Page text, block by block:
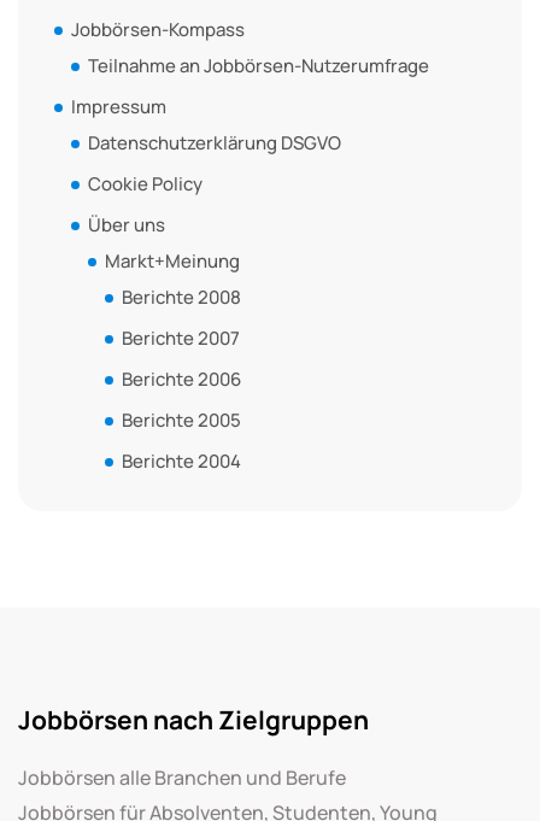
Jobbörsen-Kompass
Teilnahme an Jobbörsen-Nutzerumfrage
Impressum
Datenschutzerklärung DSGVO
Cookie Policy
Über uns
Markt+Meinung
Berichte 2008
Berichte 2007
Berichte 2006
Berichte 2005
Berichte 2004
Jobbörsen nach Zielgruppen
Jobbörsen alle Branchen und Berufe
Jobbörsen für Absolventen, Studenten, Young